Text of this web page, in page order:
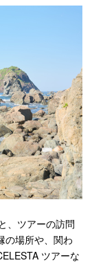
、ツアーの訪問
の場所や、関わ
ツアーな